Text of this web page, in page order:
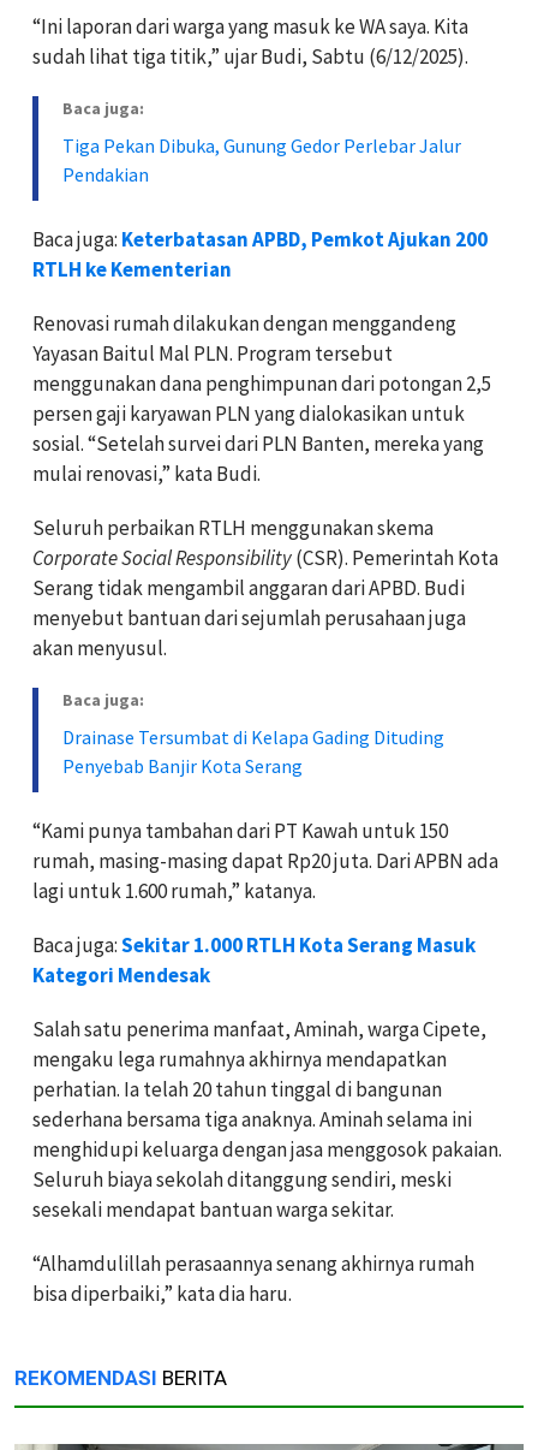
“Ini laporan dari warga yang masuk ke WA saya. Kita
sudah lihat tiga titik,” ujar Budi, Sabtu (6/12/2025).
Baca juga:
Tiga Pekan Dibuka, Gunung Gedor Perlebar Jalur
Pendakian
Baca juga: Keterbatasan APBD, Pemkot Ajukan 200
RTLH ke Kementerian
Renovasi rumah dilakukan dengan menggandeng
Yayasan Baitul Mal PLN. Program tersebut
menggunakan dana penghimpunan dari potongan 2,5
persen gaji karyawan PLN yang dialokasikan untuk
sosial. “Setelah survei dari PLN Banten, mereka yang
mulai renovasi,” kata Budi.
Seluruh perbaikan RTLH menggunakan skema
Corporate Social Responsibility(CSR). Pemerintah Kota
Serang tidak mengambil anggaran dari APBD. Budi
menyebut bantuan dari sejumlah perusahaan juga
akan menyusul.
Baca juga:
Drainase Tersumbat di Kelapa Gading Dituding
Penyebab Banjir Kota Serang
“Kami punya tambahan dari PT Kawah untuk 150
rumah, masing-masing dapat Rp20 juta. Dari APBN ada
lagi untuk 1.600 rumah,” katanya.
Baca juga:Sekitar 1.000 RTLH Kota Serang Masuk
Kategori Mendesak
Salah satu penerima manfaat, Aminah, warga Cipete,
mengaku lega rumahnya akhirnya mendapatkan
perhatian. Ia telah 20 tahun tinggal di bangunan
sederhana bersama tiga anaknya. Aminah selama ini
menghidupi keluarga dengan jasa menggosok pakaian.
Seluruh biaya sekolah ditanggung sendiri, meski
sesekali mendapat bantuan warga sekitar.
“Alhamdulillah perasaannya senang akhirnya rumah
bisa diperbaiki,” kata dia haru.
REKOMENDASI BERITA